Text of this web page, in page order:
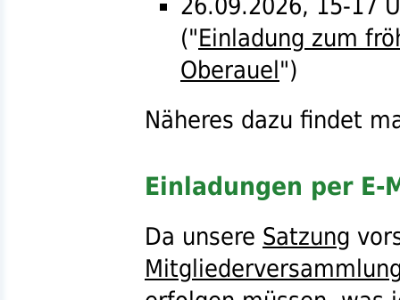
26.09.2026, 15-17
("Einladung zum
Oberauel")
Näheres dazu findet
Einladungen per E-
Da unsere Satzung